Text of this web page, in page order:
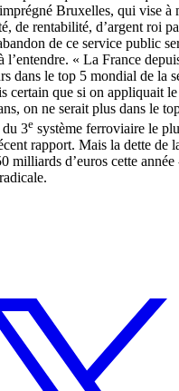
Bruxelles, qui vise à
de rentabilité, d’argent roi
de ce service public
l’entendre. « La France
dans le top 5 mondial de la
certain que si on appliquait
on ne serait plus dans le
du 3e système ferroviaire le
rapport. Mais la dette de
milliards d’euros cette